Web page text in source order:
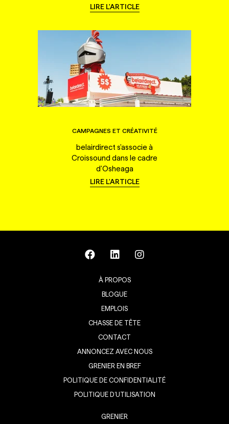
LIRE L'ARTICLE
CAMPAGNES ET CRÉATIVITÉ
belairdirect s'associe à
Croissound dans le cadre
d'Osheaga
LIRE L'ARTICLE
À PROPOS
BLOGUE
EMPLOIS
CHASSE DE TÊTE
CONTACT
ANNONCEZ AVEC NOUS
GRENIER EN BREF
POLITIQUE DE CONFIDENTIALITÉ
POLITIQUE D’UTILISATION
GRENIER